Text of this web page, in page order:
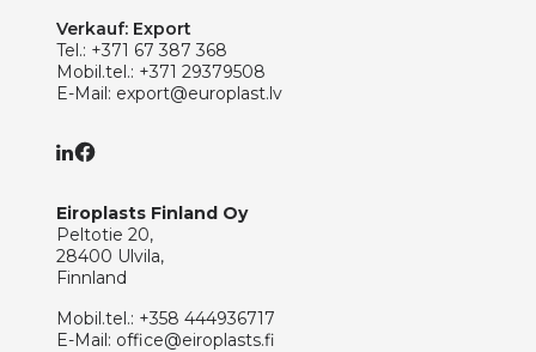
Verkauf: Export
Tel.: +371 67 387 368
Mobil.tel.: +371 29379508
E-Mail: export@europlast.lv
Eiroplasts Finland Oy
Peltotie 20,
28400 Ulvila,
Finnland
Mobil.tel.: +358 444936717
E-Mail: office@eiroplasts.fi